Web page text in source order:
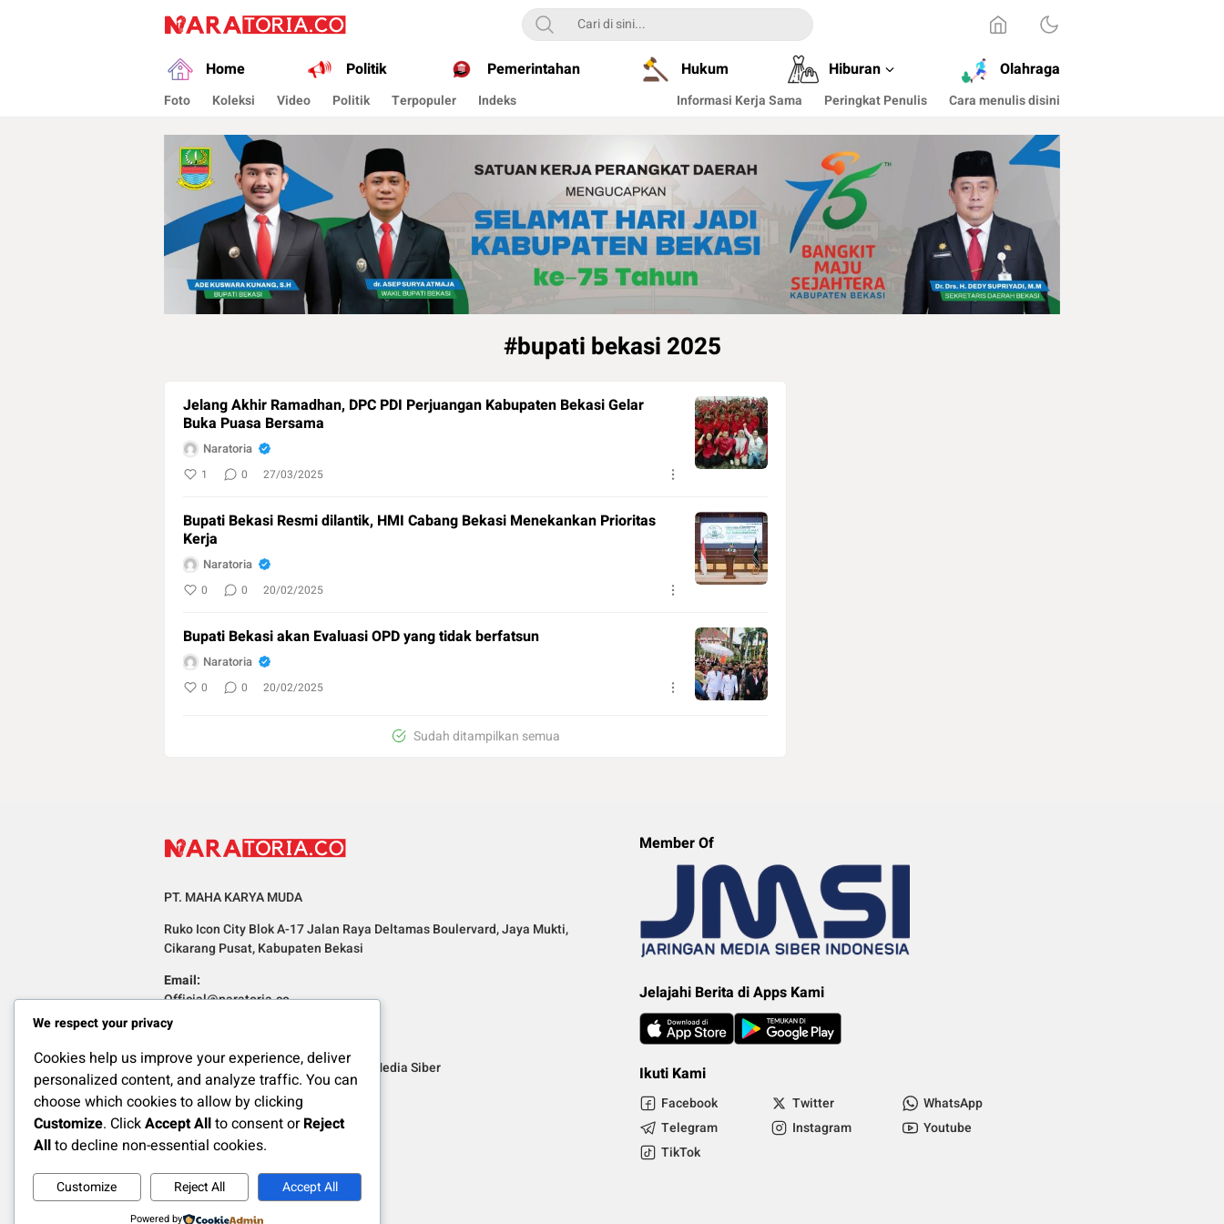
naratoria.co
Narasikan Fakta dan Data
Home Politik Pemerintahan Hukum Hiburan Olahraga
Foto Koleksi Video Politik Terpopuler Indeks Informasi Kerja Sama Peringkat Penulis Cara menulis disini
#bupati bekasi 2025
Jelang Akhir Ramadhan, DPC PDI Perjuangan Kabupaten Bekasi Gelar
Buka Puasa Bersama
Naratoria
1 0 27/03/2025
Bupati Bekasi Resmi dilantik, HMI Cabang Bekasi Menekankan Prioritas
Kerja
Naratoria
0 0 20/02/2025
Bupati Bekasi akan Evaluasi OPD yang tidak berfatsun
Naratoria
0 0 20/02/2025
Sudah ditampilkan semua
PT. MAHA KARYA MUDA
Ruko Icon City Blok A-17 Jalan Raya Deltamas Boulervard, Jaya Mukti,
Cikarang Pusat, Kabupaten Bekasi
Email:
Official@naratoria.co
Redaksi Pedoman Media Siber
Member Of
Jelajahi Berita di Apps Kami
Ikuti Kami
Facebook Twitter
WhatsApp
Telegram
Instagram
Youtube
TikTok
Copyright Naratoria.co © 2025
We respect your privacy
Cookies help us improve your experience, deliver
personalized content, and analyze traffic. You can
choose which cookies to allow by clicking
Customize. ClickAccept Allto consent orReject
Allto decline non-essential cookies.
Customize Reject All Accept All
Powered by